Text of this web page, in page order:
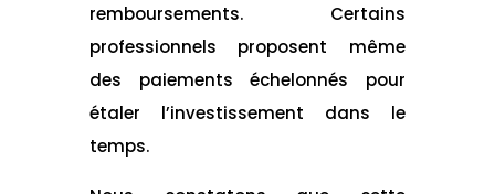
remboursements. Certains
professionnels proposent même
des paiements échelonnés pour
étaler l’investissement dans le
temps.